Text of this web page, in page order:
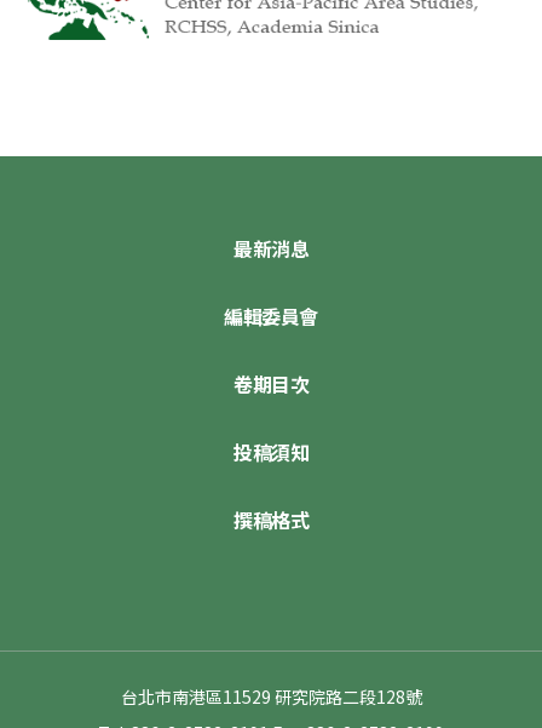
最新消息
編輯委員會
卷期目次
投稿須知
撰稿格式
台北市南港區11529 研究院路二段128號